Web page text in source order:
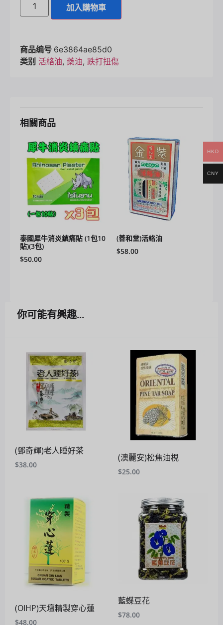
加入購物車
商品编号 6e3864ae85d0
类别 活絡油, 藥油, 跌打扭傷
相關商品
泰國犀牛消炎鎮痛貼 (1包10
貼)(3包)
$50.00
(善和堂)活絡油
$58.00
你可能有興趣...
(鄧奇輝)老人睡好茶
$38.00
(澳麗安)松焦油梘
$25.00
(OIHP)天壇精製穿心蓮
$48.00
藍蝶豆花
$78.00
HKD
CNY